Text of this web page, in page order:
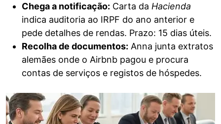
Chega a notificação: Carta da Hacienda
indica auditoria ao IRPF do ano anterior e
pede detalhes de rendas. Prazo: 15 dias úteis.
Recolha de documentos: Anna junta extratos
alemães onde o Airbnb pagou e procura
contas de serviços e registos de hóspedes.